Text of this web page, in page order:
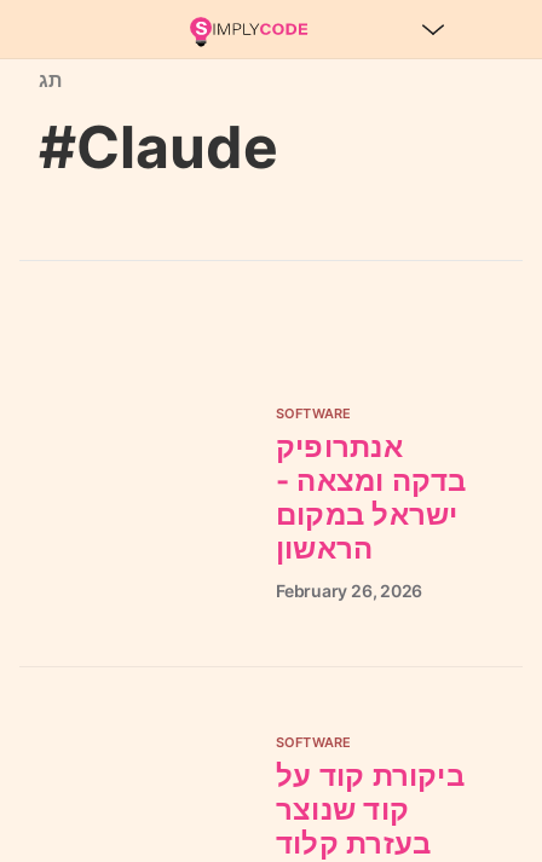
תג
#Claude
SOFTWARE
אנתרופיק
בדקה ומצאה -
ישראל במקום
הראשון
February 26, 2026
SOFTWARE
ביקורת קוד על
קוד שנוצר
בעזרת קלוד